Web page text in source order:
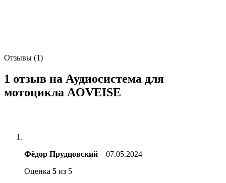
Отзывы (1)
1 отзыв на Аудиосистема для
мотоцикла AOVEISE
Фёдор Прудцовский – 07.05.2024
Оценка 5 из 5